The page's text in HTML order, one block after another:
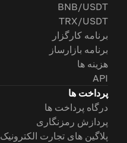
BNB/USDT
TRX/USDT
برنامه کارگزار
برنامه بازارساز
هزینه ها
API
پرداخت ها
درگاه پرداخت ها
پردازش رمزنگاری
پلاگین های تجارت الکترونیک